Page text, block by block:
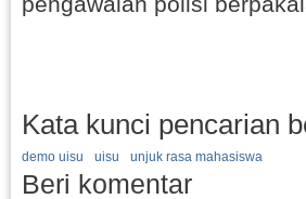
Kata kunci pencarian
demo uisu uisu unjuk rasa mahasiswa
Beri komentar